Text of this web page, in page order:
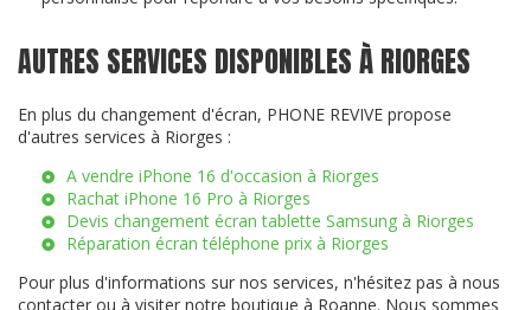
AUTRES SERVICES DISPONIBLES À RIORGES
En plus du changement d'écran, PHONE REVIVE propose
d'autres services à Riorges :
A vendre iPhone 16 d'occasion à Riorges
Rachat iPhone 16 Pro à Riorges
Devis changement écran tablette Samsung à Riorges
Réparation écran téléphone prix à Riorges
Pour plus d'informations sur nos services, n'hésitez pas à nous
contacter ou à visiter notre boutique à Roanne. Nous sommes